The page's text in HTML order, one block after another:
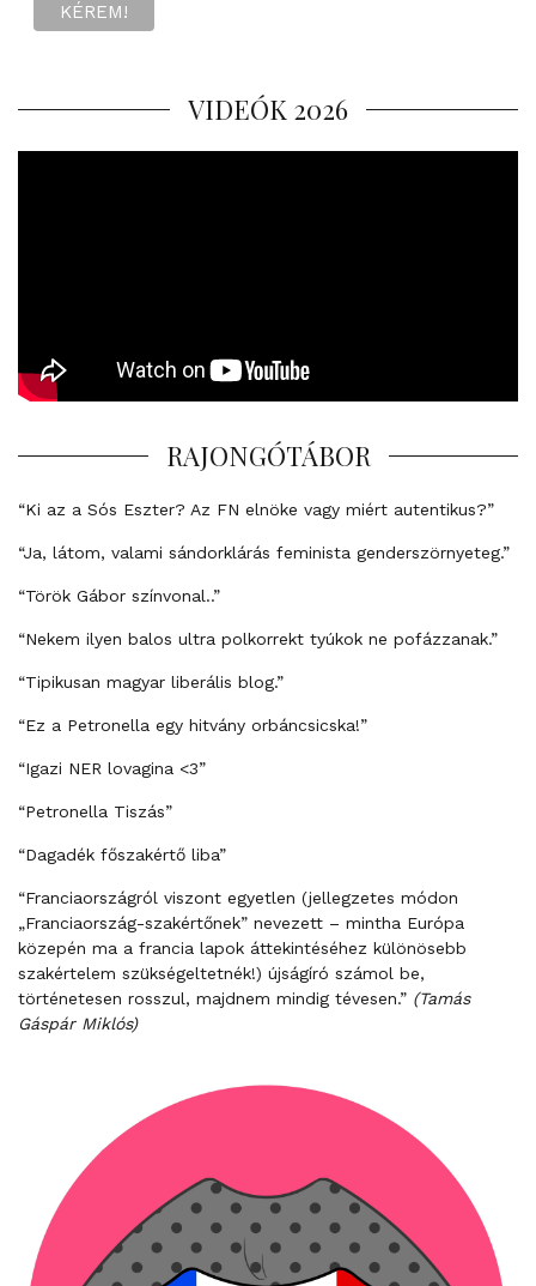
VIDEÓK 2026
RAJONGÓTÁBOR
“Ki az a Sós Eszter? Az FN elnöke vagy miért autentikus?”
“Ja, látom, valami sándorklárás feminista genderszörnyeteg.”
“Török Gábor színvonal..”
“Nekem ilyen balos ultra polkorrekt tyúkok ne pofázzanak.”
“Tipikusan magyar liberális blog.”
“Ez a Petronella egy hitvány orbáncsicska!”
“Igazi NER lovagina <3”
“Petronella Tiszás”
“Dagadék főszakértő liba”
“Franciaországról viszont egyetlen (jellegzetes módon
„Franciaország-szakértőnek” nevezett – mintha Európa
közepén ma a francia lapok áttekintéséhez különösebb
szakértelem szükségeltetnék!) újságíró számol be,
történetesen rosszul, majdnem mindig tévesen.” (Tamás
Gáspár Miklós)